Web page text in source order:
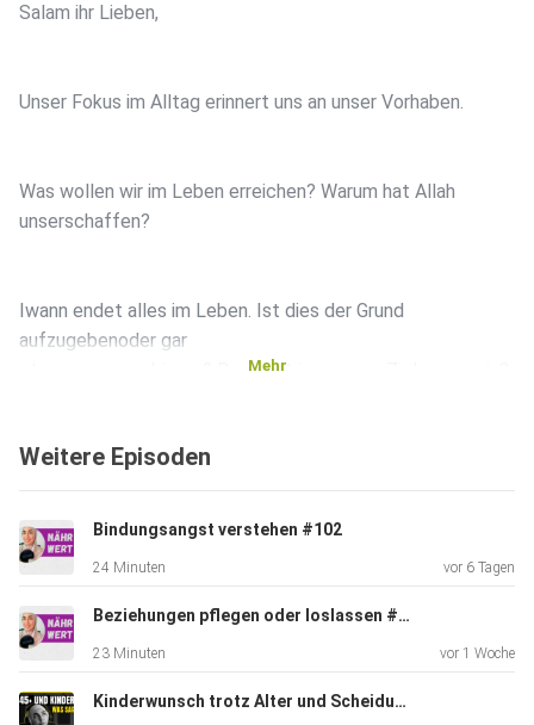
Salam ihr Lieben,
Unser Fokus im Alltag erinnert uns an unser Vorhaben.
Was wollen wir im Leben erreichen? Warum hat Allah
unserschaffen?
Iwann endet alles im Leben. Ist dies der Grund
aufzugebenoder gar
etwas auszuprobieren? Bestrebt in unseren Zielen zu sein?
Wie gehen wir mit gescheiterten Zielen um? Wir stellen
anderes Leben vor, aber woher wissen wir am Ende was uns
gut oder
schlecht tut?
Mehr
Weitere Episoden
Bindungsangst verstehen #102
24 Minuten vor 6 Tagen
Beziehungen pflegen oder loslassen #101
23 Minuten vor 1 Woche
Kinderwunsch trotz Alter und Scheidungen #100